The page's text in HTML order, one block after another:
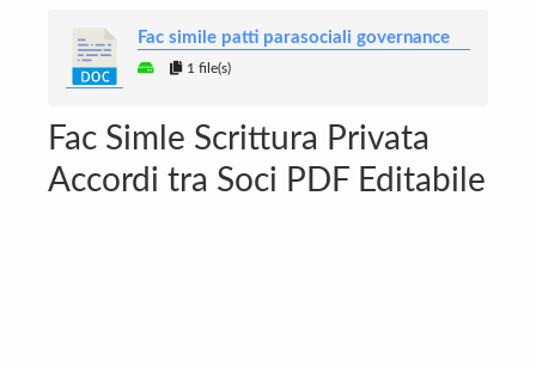
Fac simile patti parasociali governance
1 file(s)
Fac Simle Scrittura Privata
Accordi tra Soci PDF Editabile